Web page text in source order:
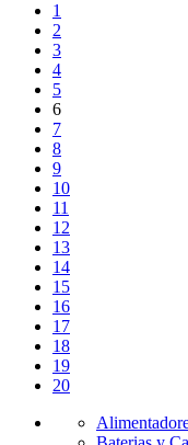
1
2
3
4
5
6
7
8
9
10
11
12
13
14
15
16
17
18
19
20